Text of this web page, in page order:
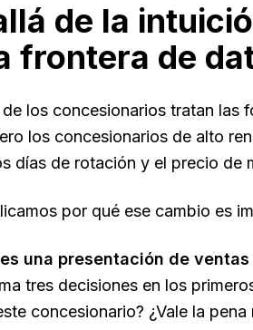
de la
frontera de
los concesionarios tratan las
los concesionarios de alto
días de rotación y el precio de
por qué ese cambio es
es una presentación de
tres decisiones en los
concesionario? ¿Vale la